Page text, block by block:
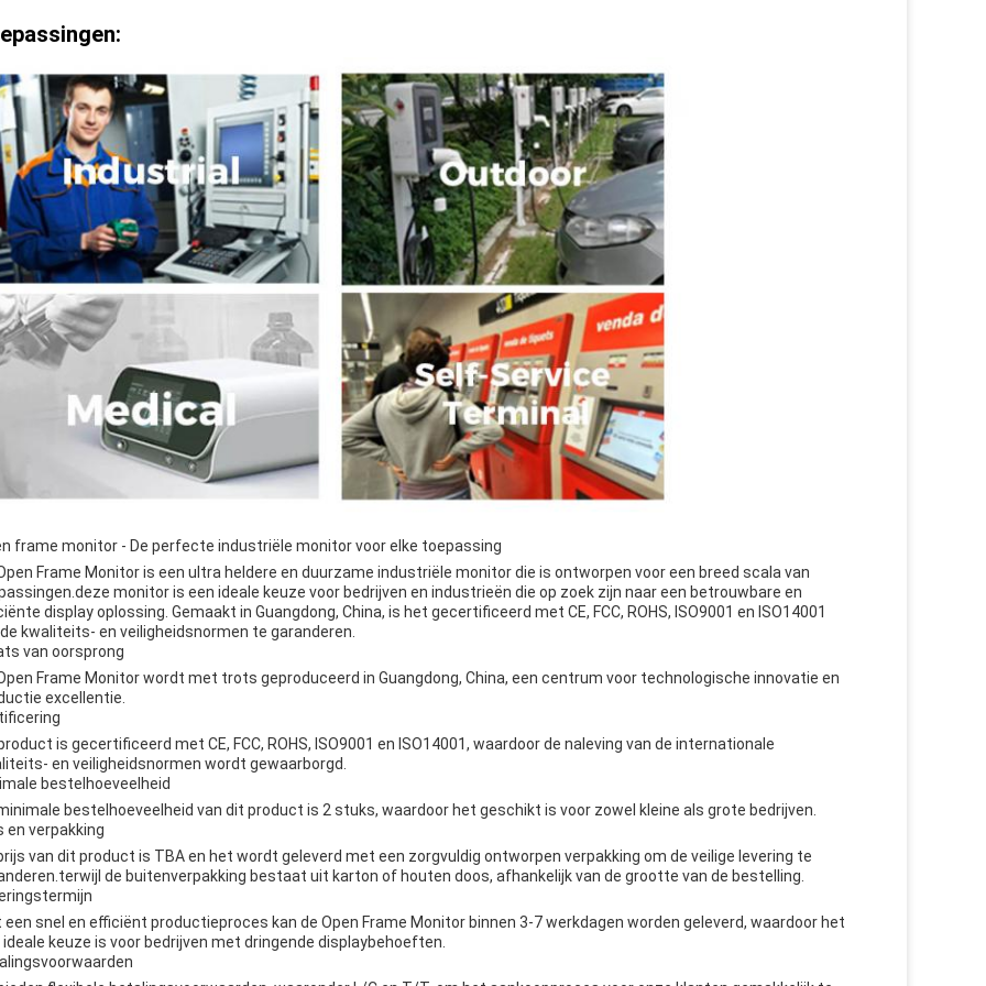
frame monitor - De perfecte industriële monitor voor elke toepassing
Frame Monitor is een ultra heldere en duurzame industriële monitor die is ontworpen voor een breed scala van
monitor is een ideale keuze voor bedrijven en industrieën die op zoek zijn naar een betrouwbare en
display oplossing. Gemaakt in Guangdong, China, is het gecertificeerd met CE, FCC, ROHS, ISO9001 en ISO14001
kwaliteits- en veiligheidsnormen te garanderen.
van oorsprong
Frame Monitor wordt met trots geproduceerd in Guangdong, China, een centrum voor technologische innovatie en
excellentie.
is gecertificeerd met CE, FCC, ROHS, ISO9001 en ISO14001, waardoor de naleving van de internationale
en veiligheidsnormen wordt gewaarborgd.
bestelhoeveelheid
bestelhoeveelheid van dit product is 2 stuks, waardoor het geschikt is voor zowel kleine als grote bedrijven.
en verpakking
van dit product is TBA en het wordt geleverd met een zorgvuldig ontworpen verpakking om de veilige levering te
de buitenverpakking bestaat uit karton of houten doos, afhankelijk van de grootte van de bestelling.
een snel en efficiënt productieproces kan de Open Frame Monitor binnen 3-7 werkdagen worden geleverd, waardoor het
ideale keuze is voor bedrijven met dringende displaybehoeften.